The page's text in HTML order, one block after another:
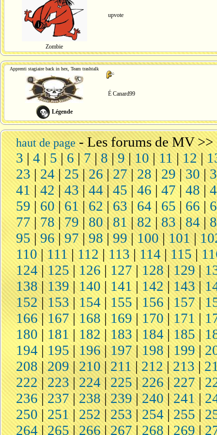
Zombie
upvote
Apprenti stagiaire back in hex, Team trashtalk
Légende
É Canard99
haut de page-Les forums de MV>>
3 |4 |5|6 |7|8|9|10|11 |12|
23|24|25|26|27|28|29|30|
41|42|43|44|45|46 |47 |48|
59 | 60|61|62|63| 64| 65 |66 |
77| 78|79|80|81|82|83 |84|
95|96|97|98 |99|100|101|
110 |111| 112 | 113| 114| 115|
124|125|126 | 127 |128|129|
138|139|140 | 141 | 142|143|
152|153|154 |155 |156 |157|
166|167 | 168 | 169 | 170 |171 |
180 | 181 | 182 | 183 | 184 |185|
194 | 195 |196|197|198|199 |
208|209|210|211|212|213|
222|223|224|225|226|227|
236|237|238|239|240|241|
250| 251|252|253|254| 255|
264|265|266|267 |268 |269|